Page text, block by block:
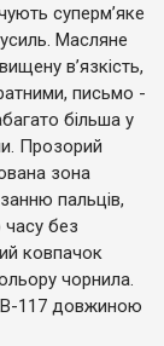
суперм’яке
Масляне
в’язкість,
письмо -
більша у
Прозорий
зона
пальців,
без
ковпачок
чорнила.
117 довжиною